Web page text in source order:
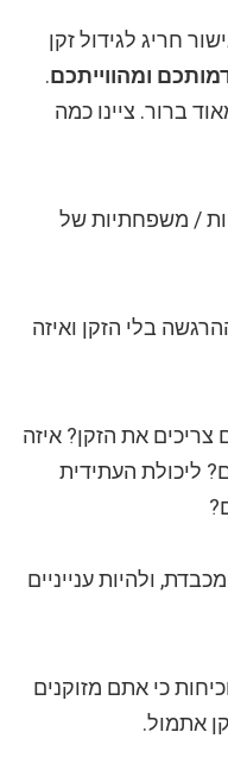
חריג לגידול זקן
ומהווייתכם.
ברור. ציינו כמה
/ משפחתיות של
בלי הזקן ואיזה
את הזקן? איזה
ליכולת העתידית
ולהיות ענייניים
המוכיחות כי אתם מזוקנים
אתמול.